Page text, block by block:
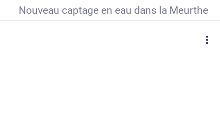
Nouveau captage en eau dans la Meurthe